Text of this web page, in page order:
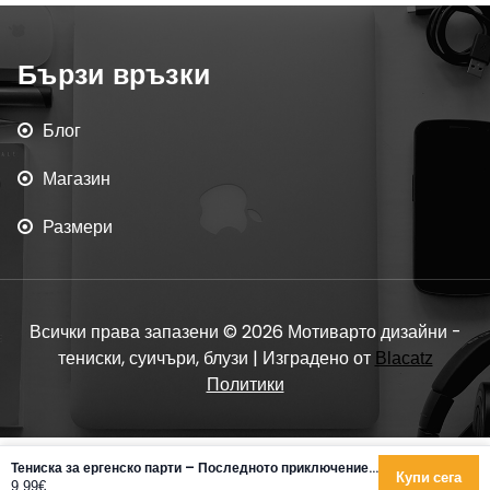
Бързи връзки
Блог
Магазин
Размери
Всички права запазени © 2026 Мотиварто дизайни -
тениски, суичъри, блузи | Изградено от Blacatz
Политики
Тениска за ергенско парти – Последното приключение преди голямото ДА
9.99€ Купи сега